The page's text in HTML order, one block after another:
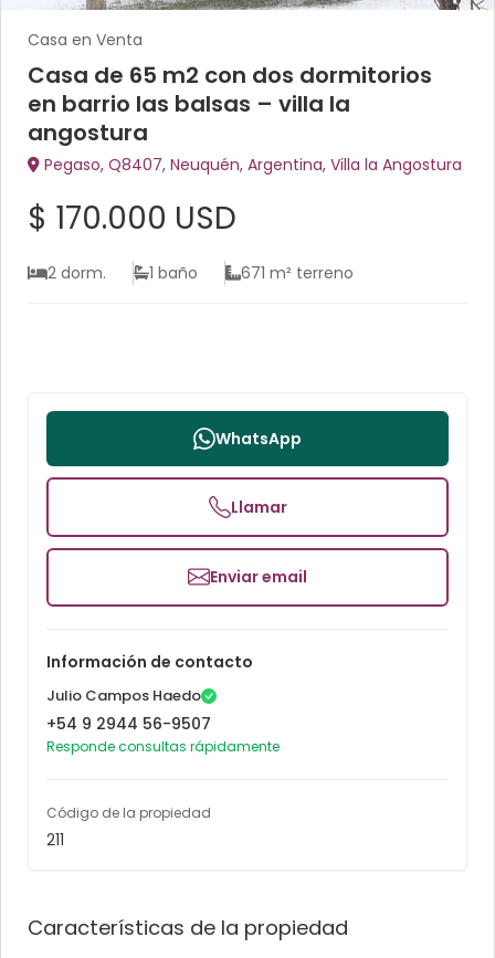
Casa en Venta
Casa de 65 m2 con dos dormitorios
en barrio las balsas – villa la
angostura
Pegaso, Q8407, Neuquén, Argentina, Villa la Angostura
$ 170.000 USD
2 dorm. 1 baño 671 m² terreno
WhatsApp
Llamar
Enviar email
Información de contacto
Julio Campos Haedo
+54 9 2944 56-9507
Responde consultas rápidamente
Código de la propiedad
211
Características de la propiedad